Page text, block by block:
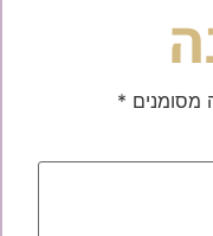
מסומנים *